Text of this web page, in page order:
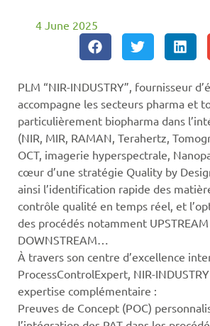
4 June 2025
PLM “NIR-INDUSTRY”, fournisseur
accompagne les secteurs pharma et
particulièrement biopharma dans
(NIR, MIR, RAMAN, Terahertz,
OCT, imagerie hyperspectrale,
cœur d’une stratégie Quality by
ainsi l’identification rapide des
contrôle qualité en temps réel, et
des procédés notamment
DOWNSTREAM…
À travers son centre d’excellence
ProcessControlExpert, NIR-
expertise complémentaire :
Preuves de Concept (POC)